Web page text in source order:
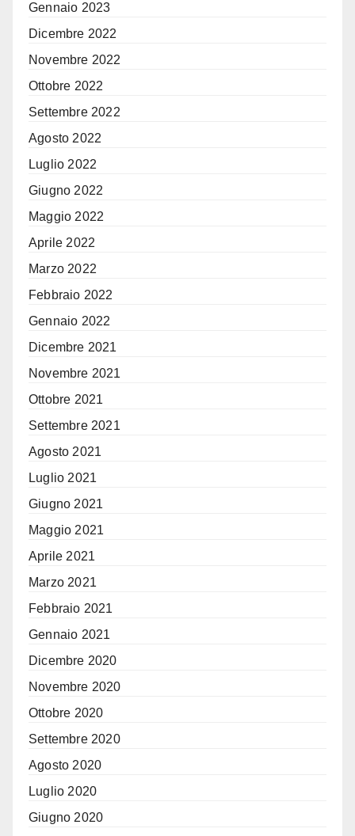
Gennaio 2023
Dicembre 2022
Novembre 2022
Ottobre 2022
Settembre 2022
Agosto 2022
Luglio 2022
Giugno 2022
Maggio 2022
Aprile 2022
Marzo 2022
Febbraio 2022
Gennaio 2022
Dicembre 2021
Novembre 2021
Ottobre 2021
Settembre 2021
Agosto 2021
Luglio 2021
Giugno 2021
Maggio 2021
Aprile 2021
Marzo 2021
Febbraio 2021
Gennaio 2021
Dicembre 2020
Novembre 2020
Ottobre 2020
Settembre 2020
Agosto 2020
Luglio 2020
Giugno 2020